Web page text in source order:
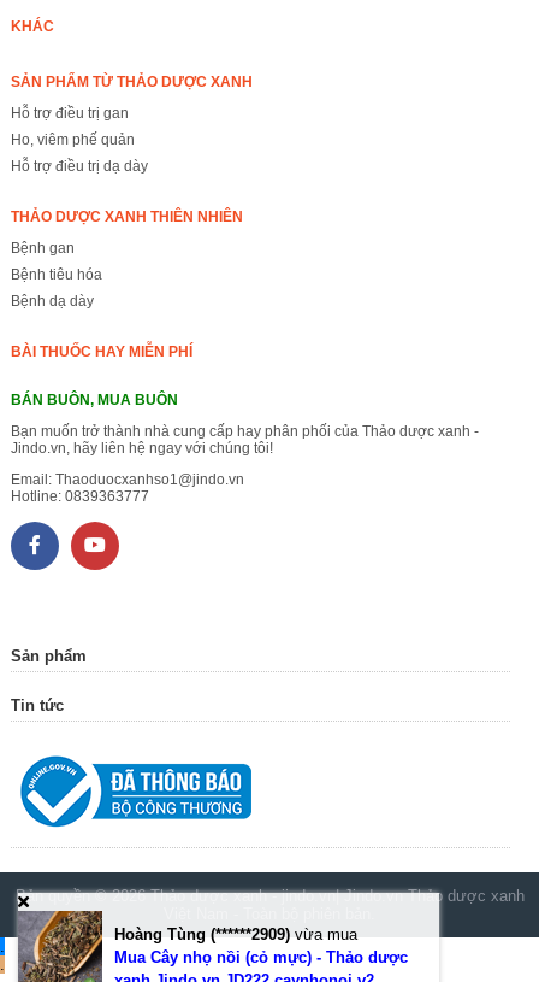
KHÁC
SẢN PHẨM TỪ THẢO DƯỢC XANH
Hỗ trợ điều trị gan
Ho, viêm phế quản
Hỗ trợ điều trị dạ dày
THẢO DƯỢC XANH THIÊN NHIÊN
Bệnh gan
Bệnh tiêu hóa
Bệnh dạ dày
BÀI THUỐC HAY MIỄN PHÍ
BÁN BUÔN, MUA BUÔN
Bạn muốn trở thành nhà cung cấp hay phân phối của Thảo dược xanh -
Jindo.vn, hãy liên hệ ngay với chúng tôi!
Email: Thaoduocxanhso1@jindo.vn
Hotline: 0839363777
Sản phẩm
Tin tức
Bản quyền © 2026Thảo dược xanh - jindo.vn| Jindo.vn Thảo dược xanh
.
.
Hoàng Tùng (******2909) vừa mua
Mua Cây nhọ nồi (cỏ mực) - Thảo dược